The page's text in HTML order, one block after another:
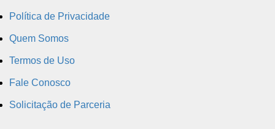
Política de Privacidade
Quem Somos
Termos de Uso
Fale Conosco
Solicitação de Parceria